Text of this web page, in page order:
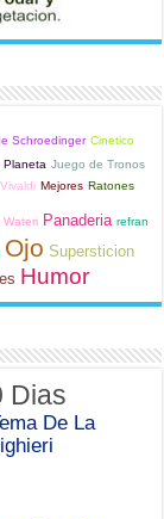
Schroedinger Cinetico
Planeta Juego de Tronos
Vivaldi Mejores Ratones
Wateri Panaderia refran
Ojo Supersticion
Humor
Dias
De La